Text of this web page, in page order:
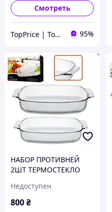
Смотреть
TopPrice | Товары по ТОП-цене 95%
НАБОР ПРОТИВНЕЙ
2ШТ ТЕРМОСТЕКЛО
STENSON FIREX (MS-
0514)
Недоступен
800₴